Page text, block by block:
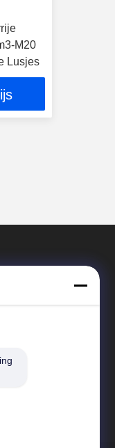
M20
Lusjes